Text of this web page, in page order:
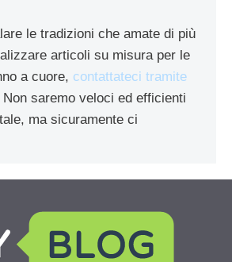
le tradizioni che amate di più
articoli su misura per le
a cuore, contattateci tramite
Non saremo veloci ed efficienti
ma sicuramente ci